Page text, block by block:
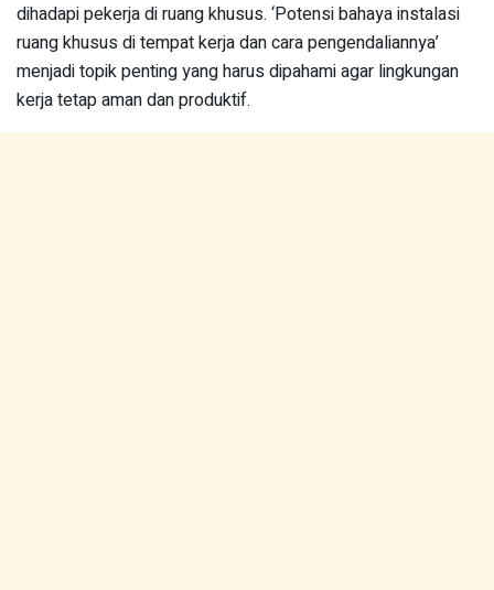
dihadapi pekerja di ruang khusus. ‘Potensi bahaya instalasi
ruang khusus di tempat kerja dan cara pengendaliannya’
menjadi topik penting yang harus dipahami agar lingkungan
kerja tetap aman dan produktif.